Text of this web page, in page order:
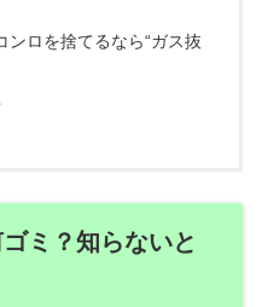
ロを捨てるなら“ガス抜
ミ？知らないと